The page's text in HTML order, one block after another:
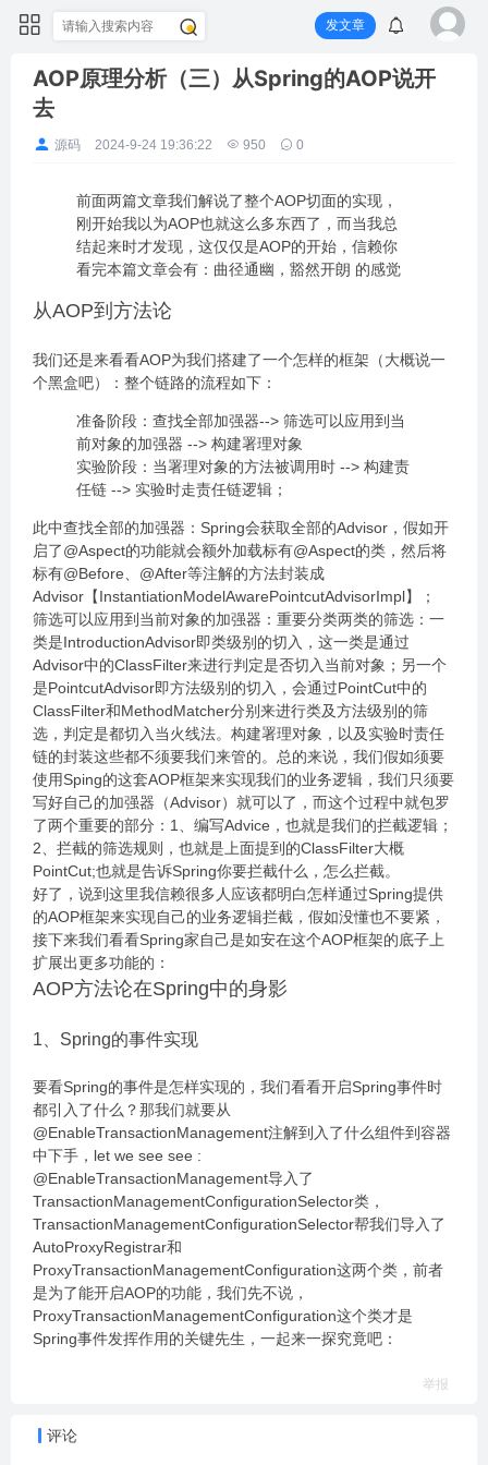
发文章
AOP原理分析（三）从Spring的AOP说开
去
源码 2024-9-24 19:36:22 950 0
前面两篇文章我们解说了整个AOP切面的实现，
刚开始我以为AOP也就这么多东西了，而当我总
结起来时才发现，这仅仅是AOP的开始，信赖你
看完本篇文章会有：曲径通幽，豁然开朗 的感觉
从AOP到方法论
我们还是来看看AOP为我们搭建了一个怎样的框架（大概说一
个黑盒吧）：整个链路的流程如下：
准备阶段：查找全部加强器--> 筛选可以应用到当
前对象的加强器 --> 构建署理对象
实验阶段：当署理对象的方法被调用时 --> 构建责
任链 --> 实验时走责任链逻辑；
此中查找全部的加强器：Spring会获取全部的Advisor，假如开
启了@Aspect的功能就会额外加载标有@Aspect的类，然后将
标有@Before、@After等注解的方法封装成
Advisor【InstantiationModelAwarePointcutAdvisorImpl】；
筛选可以应用到当前对象的加强器：重要分类两类的筛选：一
类是IntroductionAdvisor即类级别的切入，这一类是通过
Advisor中的ClassFilter来进行判定是否切入当前对象；另一个
是PointcutAdvisor即方法级别的切入，会通过PointCut中的
ClassFilter和MethodMatcher分别来进行类及方法级别的筛
选，判定是都切入当火线法。构建署理对象，以及实验时责任
链的封装这些都不须要我们来管的。总的来说，我们假如须要
使用Sping的这套AOP框架来实现我们的业务逻辑，我们只须要
写好自己的加强器（Advisor）就可以了，而这个过程中就包罗
了两个重要的部分：1、编写Advice，也就是我们的拦截逻辑；
2、拦截的筛选规则，也就是上面提到的ClassFilter大概
PointCut;也就是告诉Spring你要拦截什么，怎么拦截。
好了，说到这里我信赖很多人应该都明白怎样通过Spring提供
的AOP框架来实现自己的业务逻辑拦截，假如没懂也不要紧，
接下来我们看看Spring家自己是如安在这个AOP框架的底子上
扩展出更多功能的：
AOP方法论在Spring中的身影
1、Spring的事件实现
要看Spring的事件是怎样实现的，我们看看开启Spring事件时
都引入了什么？那我们就要从
@EnableTransactionManagement注解到入了什么组件到容器
中下手，let we see see :
@EnableTransactionManagement导入了
TransactionManagementConfigurationSelector类，
TransactionManagementConfigurationSelector帮我们导入了
AutoProxyRegistrar和
ProxyTransactionManagementConfiguration这两个类，前者
是为了能开启AOP的功能，我们先不说，
ProxyTransactionManagementConfiguration这个类才是
Spring事件发挥作用的关键先生，一起来一探究竟吧：
举报
评论